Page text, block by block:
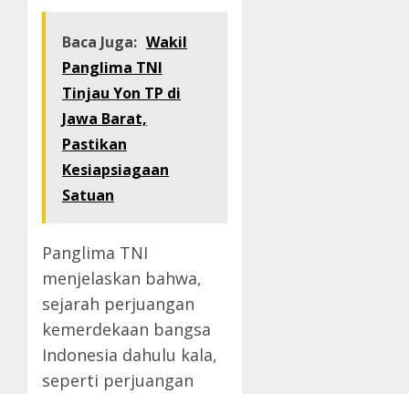
Baca Juga: Wakil
Panglima TNI
Tinjau Yon TP di
Jawa Barat,
Pastikan
Kesiapsiagaan
Satuan
Panglima TNI
menjelaskan bahwa,
sejarah perjuangan
kemerdekaan bangsa
Indonesia dahulu kala,
seperti perjuangan